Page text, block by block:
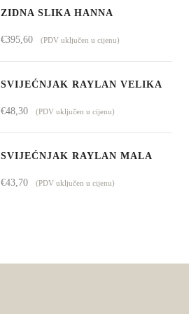
ZIDNA SLIKA HANNA
€395,60 (PDV uključen u cijenu)
SVIJEĆNJAK RAYLAN VELIKA
€48,30 (PDV uključen u cijenu)
SVIJEĆNJAK RAYLAN MALA
€43,70 (PDV uključen u cijenu)